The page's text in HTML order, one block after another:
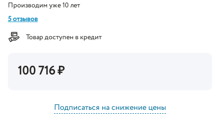
Производим уже 10 лет
5 отзывов
Товар доступен в кредит
100 716₽
Подписаться на снижение цены